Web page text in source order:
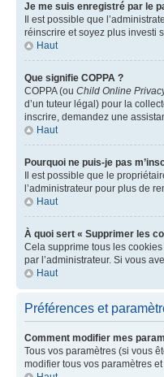
Je me suis enregistré par le
Il est possible que
réinscrire et soyez plus investi
Haut
Que signifie COPPA ?
COPPA (ou Child Online
d’un tuteur légal) pour la
inscrire, demandez une
Haut
Pourquoi ne puis-je pas
Il est possible que le
l’administrateur pour plus de
Haut
À quoi sert « Supprimer les
Cela supprime tous les
par l’administrateur. Si vous
Haut
Préférences et
Comment modifier mes
Tous vos paramètres (si vous
modifier tous vos paramètres